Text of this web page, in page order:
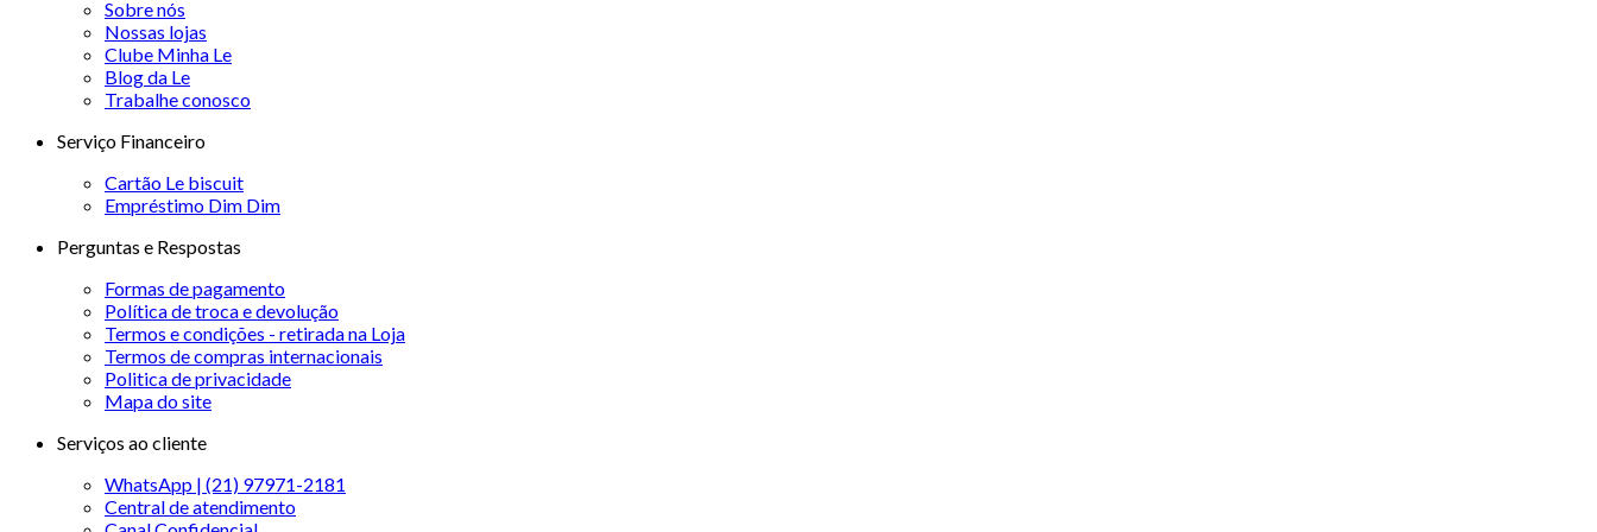
Sobre nós
Nossas lojas
Clube Minha Le
Blog da Le
Trabalhe conosco
Serviço Financeiro
Cartão Le biscuit
Empréstimo Dim Dim
Perguntas e Respostas
Formas de pagamento
Política de troca e devolução
Termos e condições - retirada na Loja
Termos de compras internacionais
Politica de privacidade
Mapa do site
Serviços ao cliente
WhatsApp | (21) 97971-2181
Central de atendimento